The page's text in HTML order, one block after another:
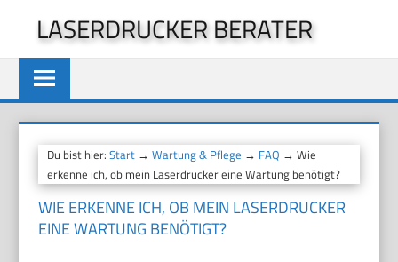
springen
LASERDRUCKER BERATER
Du bist hier:Start →Wartung & Pflege → FAQ → Wie
erkenne ich, ob mein Laserdrucker eine Wartung benötigt?
WIE ERKENNE ICH, OB MEIN LASERDRUCKER
EINE WARTUNG BENÖTIGT?